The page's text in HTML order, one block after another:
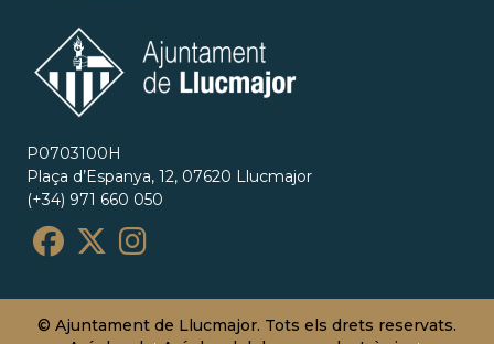
P0703100H
Plaça d’Espanya, 12, 07620 Llucmajor
(+34) 971 660 050
© Ajuntament de Llucmajor. Tots els drets reservats.